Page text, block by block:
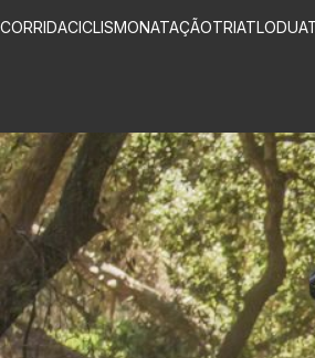
CORRIDACICLISMONATAÇÃOTRIATLO